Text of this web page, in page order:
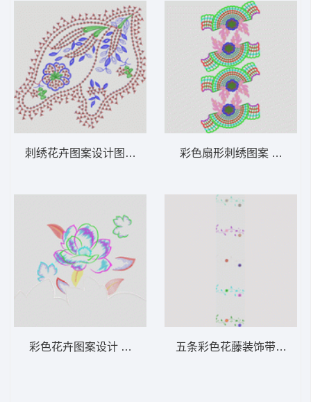
刺绣花卉图案设计图 亮片 珠片花朵
彩色花卉图案设计 家纺大花
彩色扇形刺绣图案 半圆扇
五条彩色花藤装饰带 窗帘